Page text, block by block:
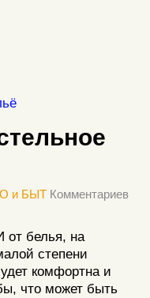
и БЫТ Комментариев
от белья, на
степени
комфортна и
что может быть